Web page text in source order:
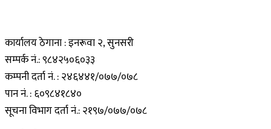
कार्यालय ठेगाना : इनरूवा २, सुनसरी
सम्पर्क नं.: ९८४२५०६०३३
कम्पनी दर्ता नं. : २४६४४१/०७७/०७८
पान नं. : ६०९८४१८४०
सूचना विभाग दर्ता नं.: २१९७/०७७/०७८